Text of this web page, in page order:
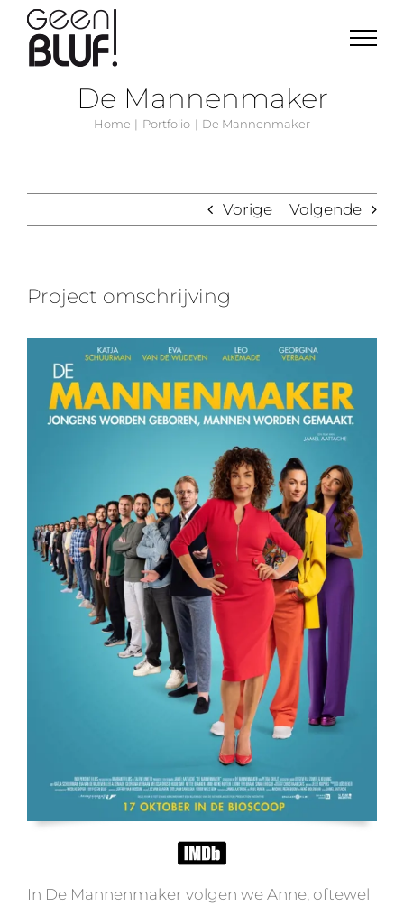
naar
inhoud
De Mannenmaker
Home Portfolio De Mannenmaker
Vorige Volgende
Project omschrijving
In De Mannenmaker volgen we Anne, oftewel